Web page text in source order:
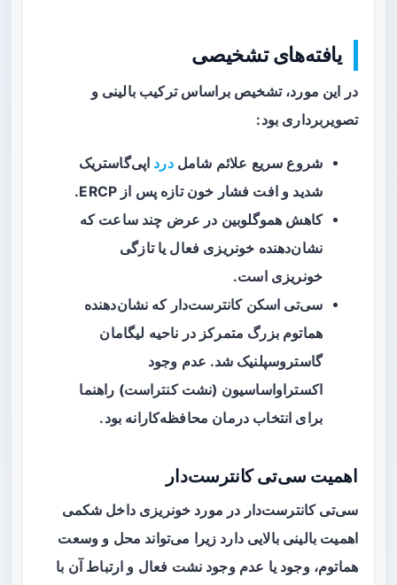
یافته‌های تشخیصی
در این مورد، تشخیص براساس ترکیب بالینی و
تصویربرداری بود:
شروع سریع علائم شاملدرد اپی‌گاستریک
شدید و افت فشار خون تازه پس از ERCP.
کاهش هموگلوبین در عرض چند ساعت که
نشان‌دهنده خونریزی فعال یا تازگی
خونریزی است.
سی‌تی اسکن کانترست‌دار که نشان‌دهنده
هماتوم بزرگ متمرکز در ناحیه لیگامان
گاستروسپلنیک شد. عدم وجود
اکستراواساسیون (نشت کنتراست) راهنما
برای انتخاب درمان محافظه‌کارانه بود.
اهمیت سی‌تی کانترست‌دار
سی‌تی کانترست‌دار در مورد خونریزی داخل شکمی
اهمیت بالینی بالایی دارد زیرا می‌تواند محل و وسعت
هماتوم، وجود یا عدم وجود نشت فعال و ارتباط آن با